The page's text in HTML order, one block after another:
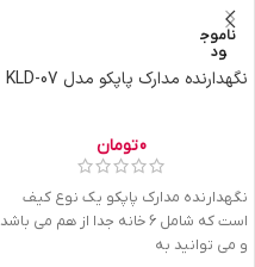
ناموج
ود
نگهدارنده مدارک پاپکو مدل KLD-07
0تومان
نگهدارنده مدارک پاپکو یک نوع کیف
است که شامل 6 خانه جدا از هم می باشد
و می توانید به